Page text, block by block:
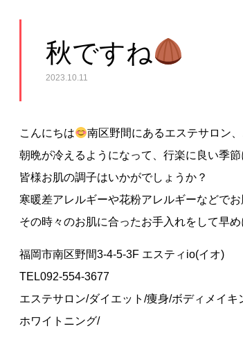
秋ですね
2023.10.11
こんにちは
南区野間にあるエステサロン
朝晩が冷えるようになって、行楽に良い季
皆様お肌の調子はいかがでしょうか？
寒暖差アレルギーや花粉アレルギーなどで
その時々のお肌に合ったお手入れをして早
福岡市南区野間3-4-5-3F エスティio(イオ)
TEL092-554-3677
エステサロン/ダイエット/痩身/ボディメイ
ホワイトニング/